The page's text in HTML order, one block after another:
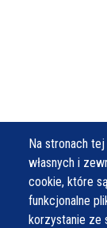
Na stronach
własnych i
cookie, które
funkcjonalne
korzystanie ze